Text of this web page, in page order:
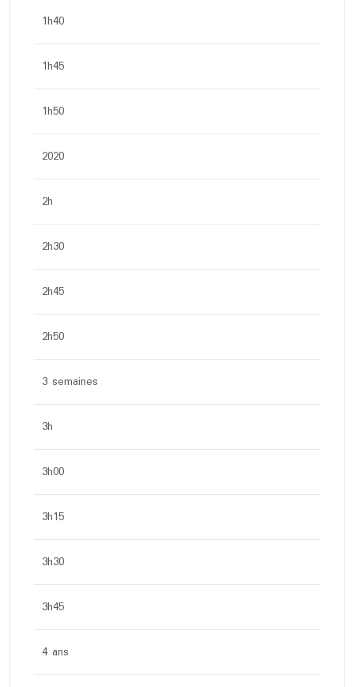
1h40
1h45
1h50
2020
2h
2h30
2h45
2h50
3 semaines
3h
3h00
3h15
3h30
3h45
4 ans